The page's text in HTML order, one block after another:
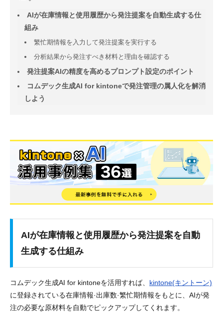
AIが在庫情報と使用履歴から発注提案を自動生成する仕
組み
繁忙期情報を入力して発注提案を実行する
分析結果から発注すべき材料と理由を確認する
発注提案AIの精度を高めるプロンプト設定のポイント
コムデック生成AI for kintoneで発注管理の属人化を解消
しよう
AIが在庫情報と使用履歴から発注提案を自動
生成する仕組み
コムデック生成AI for kintoneを活用すれば、 kintone(キントーン)
に登録されている在庫情報·出庫数·繁忙期情報をもとに、AIが発
注の必要な原材料を自動でピックアップしてくれます。